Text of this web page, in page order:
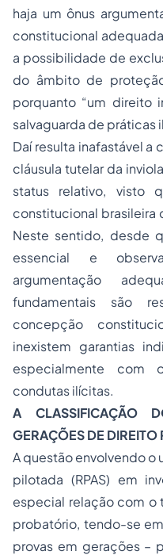
haja um ônus
constitucional
a possibilidade de
do âmbito de
porquanto “um direito
salvaguarda de práticas
Daí resulta inafastável a
cláusula tutelar da
status relativo, visto
constitucional brasileira
Neste sentido, desde
essencial e
argumentação
fundamentais são
concepção
inexistem garantias
especialmente com
condutas ilícitas.
A CLASSIFICAÇÃO
GERAÇÕES DE
A questão envolvendo o
pilotada (RPAS) em
especial relação com
probatório, tendo-se
provas em gerações –